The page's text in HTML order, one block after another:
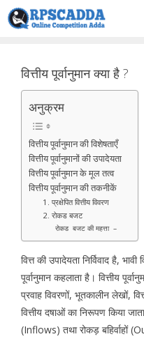
Skip
to
वित्तीय पूर्वानुमान क्या है ?
अनुक्रम
वित्तीय पूर्वानुमान की विशेषताएँ
वित्तीय पूर्वानुमानों की उपादेयता
वित्तीय पूर्वानुमान के मूल तत्व
वित्तीय पूर्वानुमान की तकनीकें
1. प्रक्षेपित वित्तीय विवरण
2. रोकड बजट
रोकड बजट की महत्ता –
वित्त की उपादेयता निर्विवाद है,
पूर्वानुमान कहलाता है। वित्तीय
प्रवाह विवरणों, भूतकालीन लेखों,
वित्तीय दषाओं का निरूपण किया
(Inflows) तथा रोकड़ बहिर्वाहों